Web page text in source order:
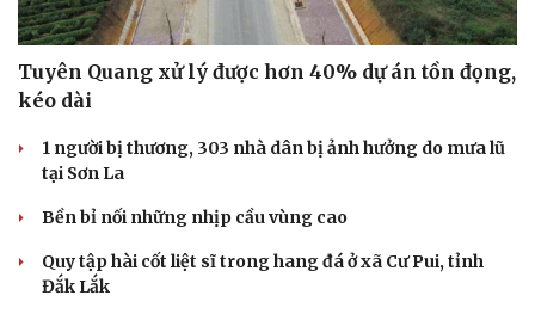
Tuyên Quang xử lý được hơn 40% dự án tồn đọng,
kéo dài
1 người bị thương, 303 nhà dân bị ảnh hưởng do mưa lũ
tại Sơn La
Bền bỉ nối những nhịp cầu vùng cao
Quy tập hài cốt liệt sĩ trong hang đá ở xã Cư Pui, tỉnh
Đắk Lắk